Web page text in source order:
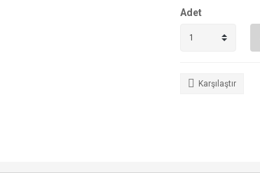
Adet
Karşılaştır